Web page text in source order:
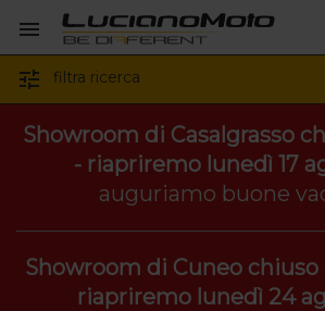
filtra ricerca
Showroom di Casalgrasso
- riapriremo lunedì 17
auguriamo buone
Showroom di Cuneo
riapriremo lunedì 24
Filtri di ricerca
Specifico per moto
Fascia di prezzo